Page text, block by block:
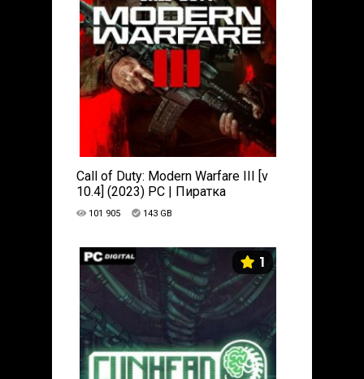
Call of Duty: Modern Warfare III [v
10.4] (2023) PC | Пиратка
101 905 143 GB
1